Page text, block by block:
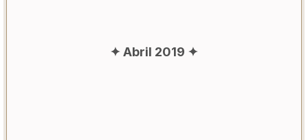
✦ Abril 2019 ✦